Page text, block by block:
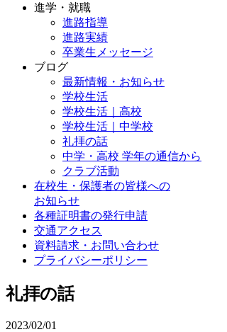
進学・就職
進路指導
進路実績
卒業生メッセージ
ブログ
最新情報・お知らせ
学校生活
学校生活｜高校
学校生活｜中学校
礼拝の話
中学・高校 学年の通信から
クラブ活動
在校生・保護者の皆様への
お知らせ
各種証明書の発行申請
交通アクセス
資料請求・お問い合わせ
プライバシーポリシー
礼拝の話
2023/02/01